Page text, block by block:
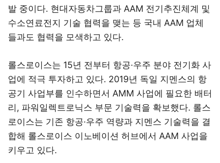
발 중이다. 현대자동차그룹과 AAM 전기추진체계 및
수소연료전지 기술 협력을 맺는 등 국내 AAM 업체
들과도 협력을 모색하고 있다.
롤스로이스는 15년 전부터 항공·우주 분야 전기화 사
업에 적극 투자하고 있다. 2019년 독일 지멘스의 항
공기 사업부를 인수하면서 AMM 사업에 필요한 배터
리, 파워일렉트로닉스 부문 기술력을 확보했다. 롤스
로이스는 기존 항공·우주 역량과 지멘스 기술력을 결
합해 롤스로이스 이노베이션 허브에서 AAM 사업을
키우고 있다.